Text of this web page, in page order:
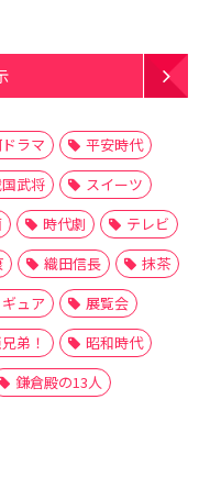
ラマ
平安時代
武将
スイーツ
時代劇
テレビ
織田信長
抹茶
ュア
展覧会
弟！
昭和時代
鎌倉殿の13人